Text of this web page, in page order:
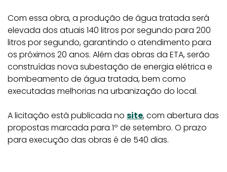
Com essa obra, a produção de água tratada será
elevada dos atuais 140 litros por segundo para 200
litros por segundo, garantindo o atendimento para
os próximos 20 anos. Além das obras da ETA, serão
construídas nova subestação de energia elétrica e
bombeamento de água tratada, bem como
executadas melhorias na urbanização do local.
A licitação está publicada no site, com abertura das
propostas marcada para 1º de setembro. O prazo
para execução das obras é de 540 dias.